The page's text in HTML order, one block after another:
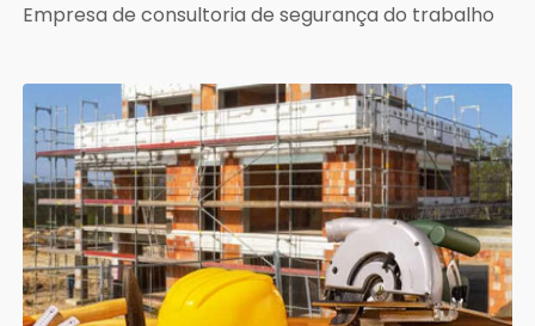
Empresa de consultoria de segurança do trabalho